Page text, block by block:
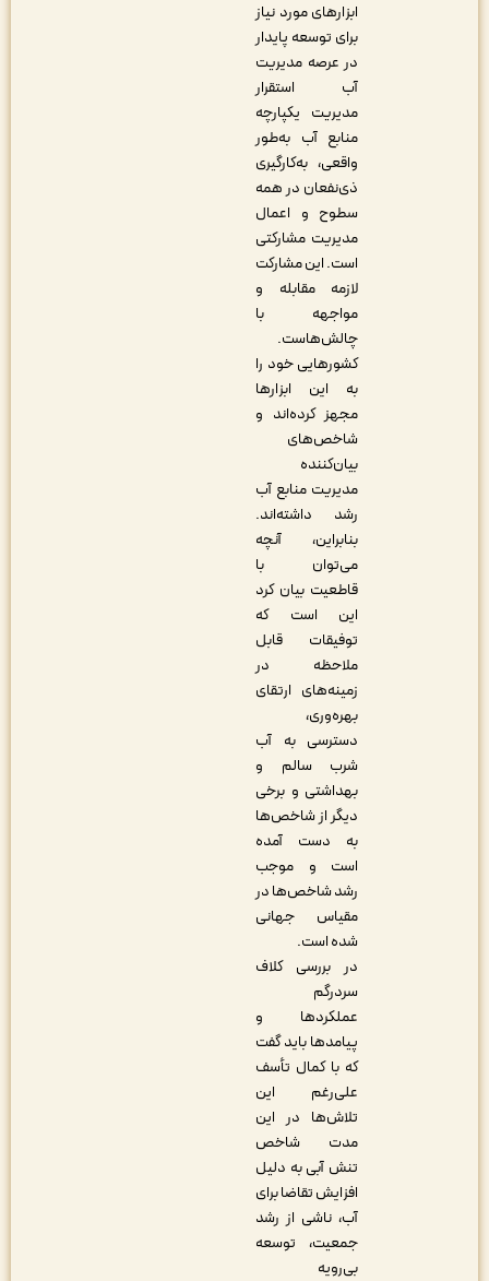
ابزارهای مورد نیاز
برای توسعه پایدار
در عرصه مدیریت
آب استقرار
مدیریت یکپارچه
منابع آب به‌طور
واقعی، به‌کارگیری
ذی‌نفعان در همه
سطوح و اعمال
مدیریت مشارکتی
است. این مشارکت
لازمه مقابله و
مواجهه با
چالش‌هاست.
کشورهایی خود را
به این ابزارها
مجهز کرده‌اند و
شاخص‌های
بیان‌کننده
مدیریت منابع آب
رشد داشته‌اند.
بنابراین، آنچه
می‌توان با
قاطعیت بیان کرد
این است که
توفیقات قابل
ملاحظه در
زمینه‌های ارتقای
بهره‌وری،
دسترسی به آب
شرب سالم و
بهداشتی و برخی
دیگر از شاخص‌ها
به دست آمده
است و موجب
رشد شاخص‌ها در
مقیاس جهانی
شده است.
در بررسی کلاف
عملکردها و
پیامدها باید گفت
که با کمال تأسف
علی‌رغم این
تلاش‌ها در این
مدت شاخص
تنش آبی به دلیل
افزایش تقاضا برای
آب، ناشی از رشد
جمعیت، توسعه